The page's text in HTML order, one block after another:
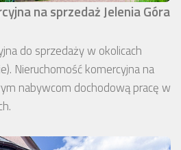
na sprzedaż Jelenia Góra
do sprzedaży w okolicach
Nieruchomość komercyjna na
nabywcom dochodową pracę w